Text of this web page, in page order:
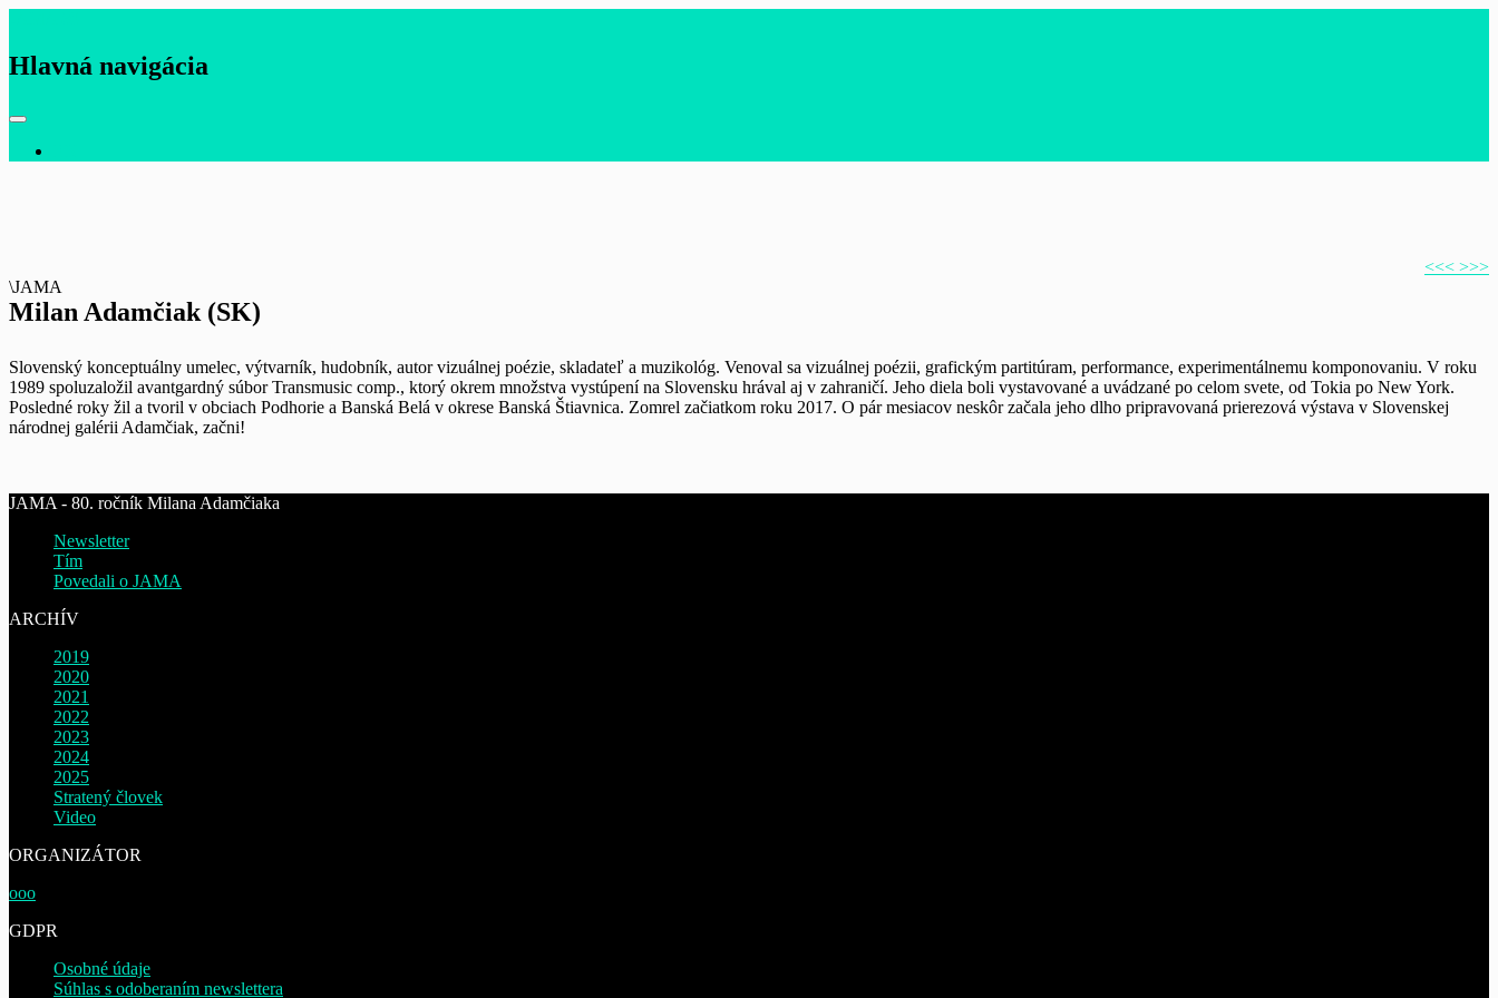
Hlavná navigácia
<<< >>>
\JAMA
Milan Adamčiak (SK)
Slovenský konceptuálny umelec, výtvarník, hudobník, autor vizuálnej poézie, skladateľ a muzikológ. Venoval sa vizuálnej poézii, grafickým partitúram, performance, experimentálnemu komponovaniu. V roku
1989 spoluzaložil avantgardný súbor Transmusic comp., ktorý okrem množstva vystúpení na Slovensku hrával aj v zahraničí. Jeho diela boli vystavované a uvádzané po celom svete, od Tokia po New York.
Posledné roky žil a tvoril v obciach Podhorie a Banská Belá v okrese Banská Štiavnica. Zomrel začiatkom roku 2017. O pár mesiacov neskôr začala jeho dlho pripravovaná prierezová výstava v Slovenskej
národnej galérii Adamčiak, začni!
JAMA - 80. ročník Milana Adamčiaka
Newsletter
Tím
Povedali o JAMA
ARCHÍV
2019
2020
2021
2022
2023
2024
2025
Stratený človek
Video
ORGANIZÁTOR
ooo
GDPR
Osobné údaje
Súhlas s odoberaním newslettera